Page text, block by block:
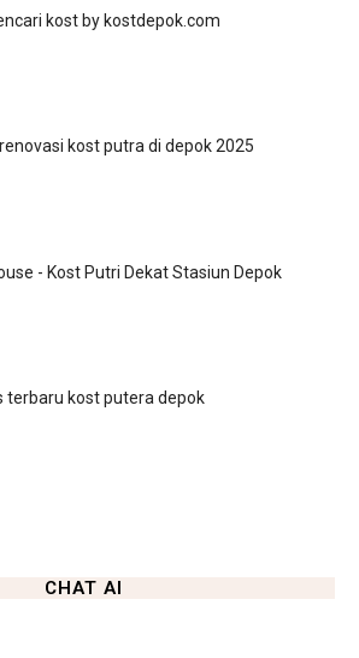
kost by kostdepok.com
kost putra di depok 2025
- Kost Putri Dekat Stasiun Depok
terbaru kost putera depok
CHAT AI